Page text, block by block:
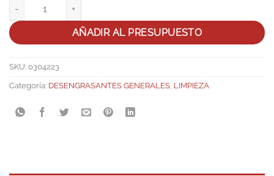
AÑADIR AL PRESUPUESTO
SKU: 0304223
Categoría: DESENGRASANTES GENERALES, LIMPIEZA